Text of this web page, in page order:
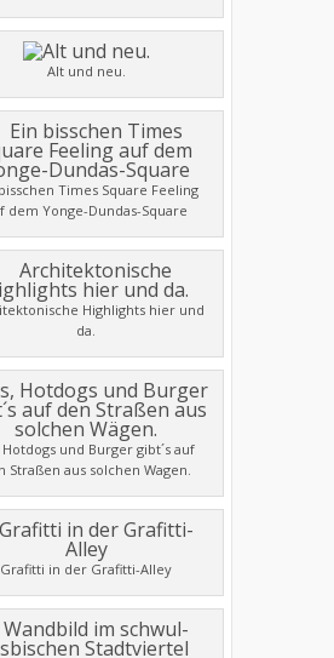
Alt und neu.
Times Square Feeling
dem Yonge-Dundas-Square
Highlights hier und
da.
Hotdogs und Burger gibt´s auf
Straßen aus solchen Wagen.
Grafitti in der Grafitti-Alley